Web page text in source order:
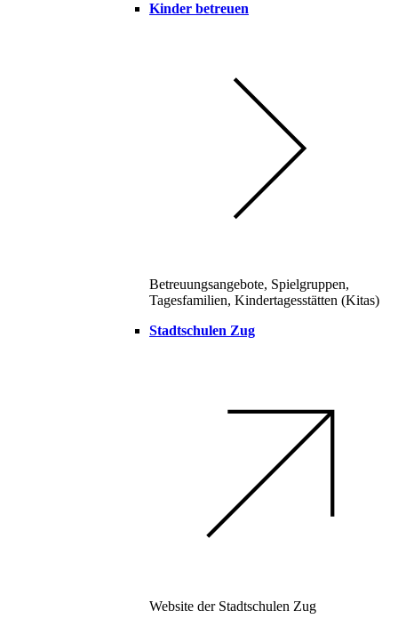
Kinder betreuen
Betreuungsangebote, Spielgruppen,
Tagesfamilien, Kindertagesstätten (Kitas)
Stadtschulen Zug
Website der Stadtschulen Zug